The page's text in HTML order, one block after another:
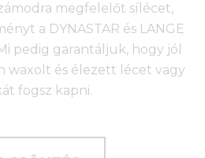
megfelelőt sílécet,
a DYNASTAR és LANGE
pedig garantáljuk, hogy jól
waxolt és élezett lécet vagy
fogsz kapni.